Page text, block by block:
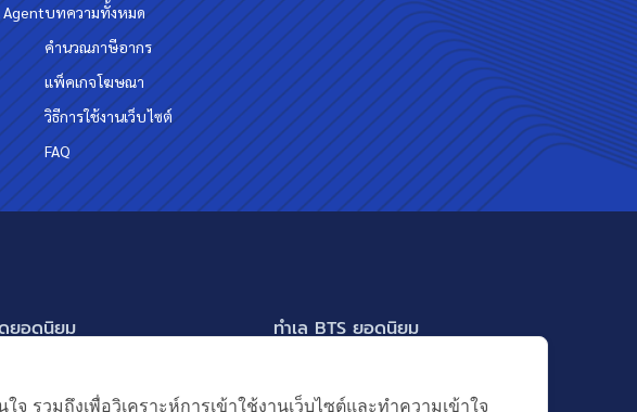
Agentบทความทั้งหมด
คำนวณภาษีอากร
แพ็คเกจโฆษณา
วิธีการใช้งานเว็บไซต์
FAQ
ดยอดนิยม ทำเล BTS ยอดนิยม
BTS เอกมัย
รวมถึงเพื่อวิเคราะห์การเข้าใช้งานเว็บไซต์และทำความเข้าใจ